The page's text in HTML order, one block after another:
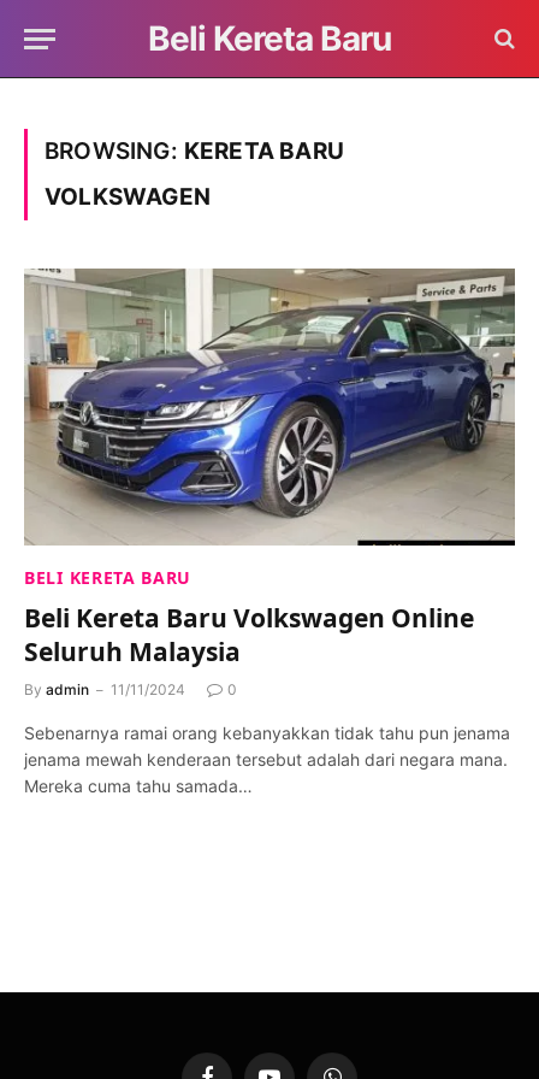
Beli Kereta Baru
BROWSING: KERETA BARU
VOLKSWAGEN
BELI KERETA BARU
Beli Kereta Baru Volkswagen Online
Seluruh Malaysia
By admin 11/11/2024 0
Sebenarnya ramai orang kebanyakkan tidak tahu pun jenama
jenama mewah kenderaan tersebut adalah dari negara mana.
Mereka cuma tahu samada…